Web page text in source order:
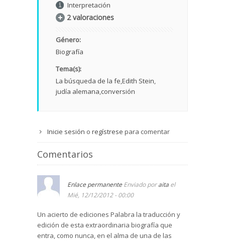
Interpretación
2 valoraciones
Género:
Biografía
Tema(s):
La búsqueda de la fe Edith Stein
judía alemana conversión
Inicie sesión o regístrese para comentar
Comentarios
Enlace permanente Enviado poraita el
Mié, 12/12/2012 - 00:00
Un acierto de ediciones Palabra la traducción y
edición de esta extraordinaria biografía que
entra, como nunca, en el alma de una de las